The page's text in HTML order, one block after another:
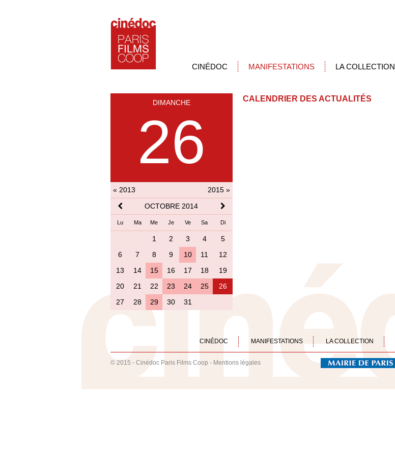
CINÉDOC MANIFESTATIONS LA COLLECTION
DIMANCHE
26
« 2013
2015 »
OCTOBRE 2014
Lu Ma Me Je Ve Sa Di
1 2 3 4
5
6
7 8 9 10 11
12
13
14 15 16 17 18
19
20
21 22 23 24 25
26
27
28 29 30 31
CALENDRIER DES ACTUALITÉS
CINÉDOC MANIFESTATIONS LA COLLECTION
© 2015 - Cinédoc Paris Films Coop - Mentions légales